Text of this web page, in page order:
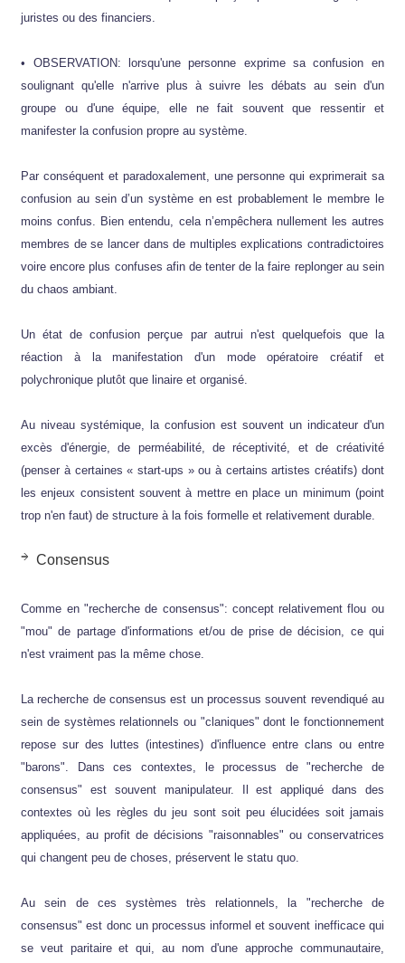
juristes ou des financiers.
• OBSERVATION: lorsqu'une personne exprime sa confusion en
soulignant qu'elle n'arrive plus à suivre les débats au sein d'un
groupe ou d'une équipe, elle ne fait souvent que ressentir et
manifester la confusion propre au système.
Par conséquent et paradoxalement, une personne qui exprimerait sa
confusion au sein d’un système en est probablement le membre le
moins confus. Bien entendu, cela n’empêchera nullement les autres
membres de se lancer dans de multiples explications contradictoires
voire encore plus confuses afin de tenter de la faire replonger au sein
du chaos ambiant.
Un état de confusion perçue par autrui n'est quelquefois que la
réaction à la manifestation d'un mode opératoire créatif et
polychronique plutôt que linaire et organisé.
Au niveau systémique, la confusion est souvent un indicateur d'un
excès d'énergie, de perméabilité, de réceptivité, et de créativité
(penser à certaines « start-ups » ou à certains artistes créatifs) dont
les enjeux consistent souvent à mettre en place un minimum (point
trop n'en faut) de structure à la fois formelle et relativement durable.
Consensus
Comme en "recherche de consensus": concept relativement flou ou
"mou" de partage d'informations et/ou de prise de décision, ce qui
n'est vraiment pas la même chose.
La recherche de consensus est un processus souvent revendiqué au
sein de systèmes relationnels ou "claniques" dont le fonctionnement
repose sur des luttes (intestines) d'influence entre clans ou entre
"barons". Dans ces contextes, le processus de "recherche de
consensus" est souvent manipulateur. Il est appliqué dans des
contextes où les règles du jeu sont soit peu élucidées soit jamais
appliquées, au profit de décisions "raisonnables" ou conservatrices
qui changent peu de choses, préservent le statu quo.
Au sein de ces systèmes très relationnels, la "recherche de
consensus" est donc un processus informel et souvent inefficace qui
se veut paritaire et qui, au nom d'une approche communautaire,